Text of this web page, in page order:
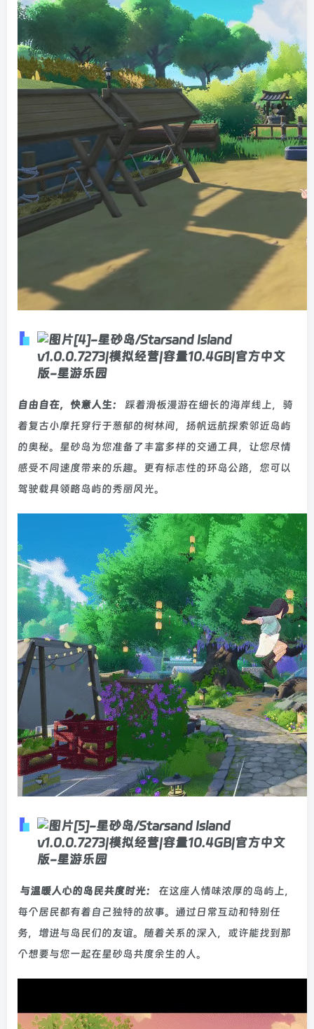
自由自在，快意人生： 踩着滑板漫游在细长的海岸线上，骑
着复古小摩托穿行于葱郁的树林间，扬帆远航探索邻近岛屿
的奥秘。星砂岛为您准备了丰富多样的交通工具，让您尽情
感受不同速度带来的乐趣。更有标志性的环岛公路，您可以
驾驶载具领略岛屿的秀丽风光。
与温暖人心的岛民共度时光：
在这座人情味浓厚的岛屿上，
每个居民都有着自己独特的故事。通过日常互动和特别任
务，增进与岛民们的友谊。随着关系的深入，或许能找到那
个想要与您一起在星砂岛共度余生的人。